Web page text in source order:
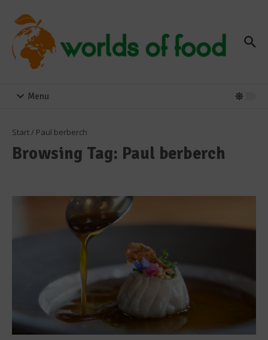
Menu
Start/ Paul berberch
Browsing Tag: Paul berberch